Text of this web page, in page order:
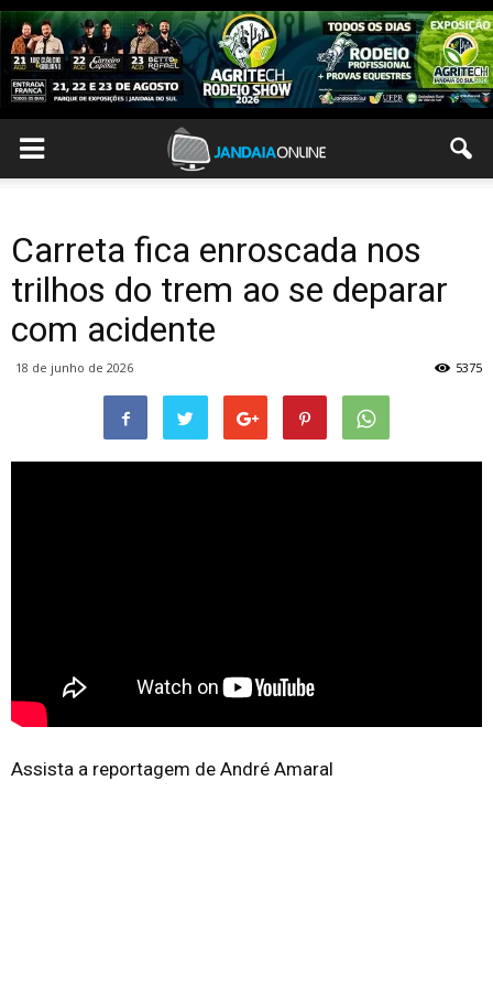
Carreta fica enroscada nos
trilhos do trem ao se deparar
com acidente
18 de junho de 2026 5375
Assista a reportagem de André Amaral